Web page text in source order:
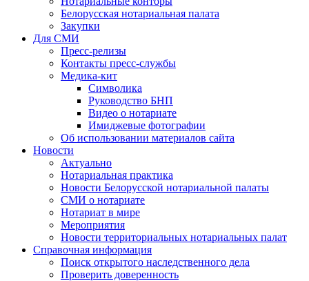
Белорусская нотариальная палата
Закупки
Для СМИ
Пресс-релизы
Контакты пресс-службы
Медика-кит
Символика
Руководство БНП
Видео о нотариате
Имиджевые фотографии
Об использовании материалов сайта
Новости
Актуально
Нотариальная практика
Новости Белорусской нотариальной палаты
СМИ о нотариате
Нотариат в мире
Мероприятия
Новости территориальных нотариальных палат
Справочная информация
Поиск открытого наследственного дела
Проверить доверенность